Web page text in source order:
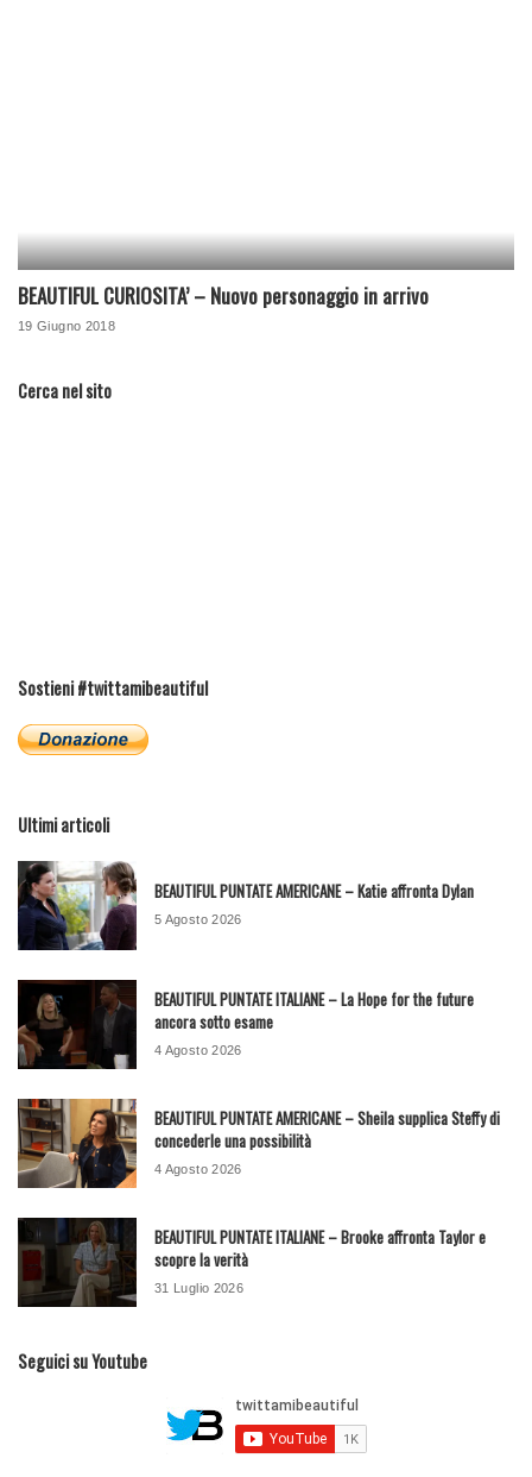
BEAUTIFUL CURIOSITA’ – Nuovo personaggio in arrivo
19 Giugno 2018
Cerca nel sito
Sostieni #twittamibeautiful
Ultimi articoli
BEAUTIFUL PUNTATE AMERICANE – Katie affronta Dylan
5 Agosto 2026
BEAUTIFUL PUNTATE ITALIANE – La Hope for the future
ancora sotto esame
4 Agosto 2026
BEAUTIFUL PUNTATE AMERICANE – Sheila supplica Steffy di
concederle una possibilità
4 Agosto 2026
BEAUTIFUL PUNTATE ITALIANE – Brooke affronta Taylor e
scopre la verità
31 Luglio 2026
Seguici su Youtube